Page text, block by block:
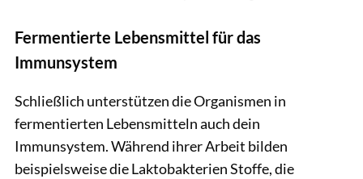
Fermentierte Lebensmittel für das
Immunsystem
Schließlich unterstützen die Organismen in
fermentierten Lebensmitteln auch dein
Immunsystem. Während ihrer Arbeit bilden
beispielsweise die Laktobakterien Stoffe, die